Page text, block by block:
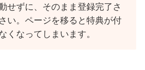
せずに、そのまま登録完了さ
い。ページを移ると特典が付
くなってしまいます。